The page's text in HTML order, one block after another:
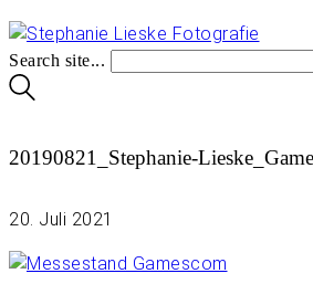
Search site...
20190821_Stephanie-
20. Juli 2021